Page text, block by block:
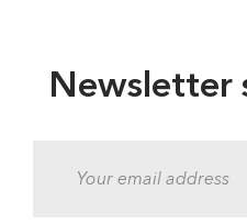
Newsletter